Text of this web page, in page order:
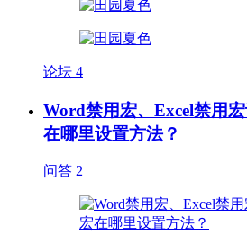
论坛 4
Word禁用宏、Excel禁用
在哪里设置方法？
问答 2